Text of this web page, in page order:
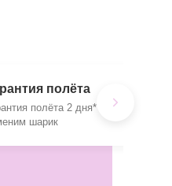
полёта
полёта 2 дня* или мы
шарик